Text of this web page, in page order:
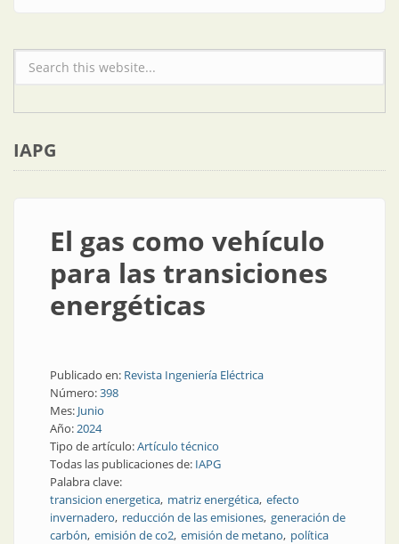
Formulario de búsqueda
IAPG
El gas como vehículo
para las transiciones
energéticas
Publicado en: Revista Ingeniería Eléctrica
Número:398
Mes: Junio
Año:2024
Tipo de artículo:Artículo técnico
Todas las publicaciones de: IAPG
Palabra clave:
transicion energetica matriz energética efecto
invernadero reducción de las emisiones generación de
carbón emisión de co2 emisión de metano política